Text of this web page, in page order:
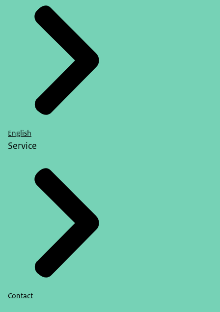
English
Service
Contact